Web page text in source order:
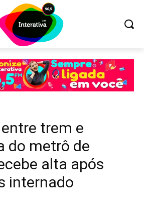
trem e
do metrô de
alta após
internado